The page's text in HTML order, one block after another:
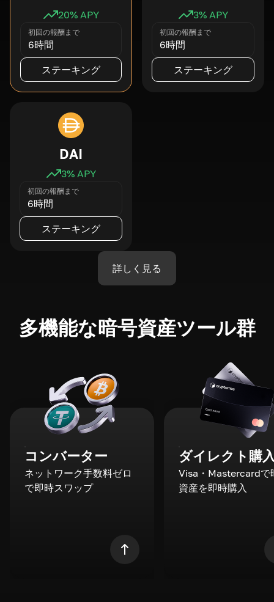
20% APY
初回の報酬まで
6時間
ステーキング
3% APY
初回の報酬まで
6時間
ステーキング
DAI
3% APY
初回の報酬まで
6時間
ステーキング
詳しく見る
多機能な暗号資産ツール群
コンバーター
ネットワーク手数料ゼロ
で即時スワップ
ダイレクト購
Visa・Mastercardで
資産を即時購入